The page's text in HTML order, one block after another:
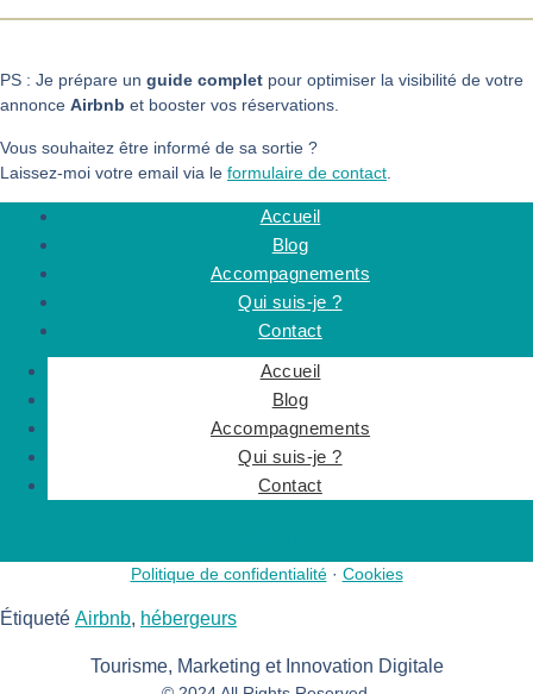
PS : Je prépare un guide complet pour optimiser la visibilité de votre
annonce Airbnb et booster vos réservations.
Vous souhaitez être informé de sa sortie ?
Laissez-moi votre email via le formulaire de contact
Accueil
Blog
Accompagnements
Qui suis-je ?
Contact
Accueil
Blog
Accompagnements
Qui suis-je ?
Contact
Politique de confidentialité· Cookies
Étiqueté Airbnb, hébergeurs
Tourisme, Marketing et Innovation Digitale